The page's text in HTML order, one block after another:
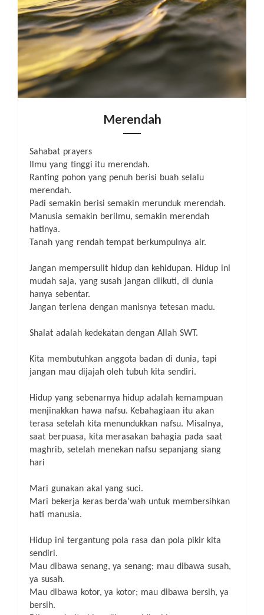
Merendah
Sahabat prayers
Ilmu yang tinggi itu merendah.
Ranting pohon yang penuh berisi buah selalu
merendah.
Padi semakin berisi semakin merunduk merendah.
Manusia semakin berilmu, semakin merendah
hatinya.
Tanah yang rendah tempat berkumpulnya air.
Jangan mempersulit hidup dan kehidupan. Hidup ini
mudah saja, yang susah jangan diikuti, di dunia
hanya sebentar.
Jangan terlena dengan manisnya tetesan madu.
Shalat adalah kedekatan dengan Allah SWT.
Kita membutuhkan anggota badan di dunia, tapi
jangan mau dijajah oleh tubuh kita sendiri.
Hidup yang sebenarnya hidup adalah kemampuan
menjinakkan hawa nafsu. Kebahagiaan itu akan
terasa setelah kita menundukkan nafsu. Misalnya,
saat berpuasa, kita merasakan bahagia pada saat
maghrib, setelah menekan nafsu sepanjang siang
hari
Mari gunakan akal yang suci.
Mari bekerja keras berda’wah untuk membersihkan
hati manusia.
Hidup ini tergantung pola rasa dan pola pikir kita
sendiri.
Mau dibawa senang, ya senang; mau dibawa susah,
ya susah.
Mau dibawa kotor, ya kotor; mau dibawa bersih, ya
bersih.